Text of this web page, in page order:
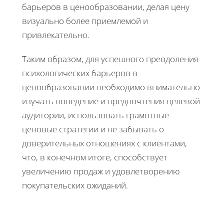
барьеров в ценообразовании, делая цену
визуально более приемлемой и
привлекательно.
Таким образом, для успешного преодоления
психологических барьеров в
ценообразовании необходимо внимательно
изучать поведение и предпочтения целевой
аудитории, использовать грамотные
ценовые стратегии и не забывать о
доверительных отношениях с клиентами,
что, в конечном итоге, способствует
увеличению продаж и удовлетворению
покупательских ожиданий.